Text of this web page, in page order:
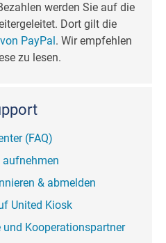
werden Sie auf die
Dort gilt die
PayPal . Wir empfehlen
zu lesen.
(FAQ)
aufnehmen
& abmelden
United Kiosk
und Kooperationspartner